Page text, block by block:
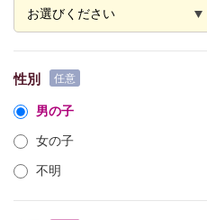
性別
男の子
女の子
不明